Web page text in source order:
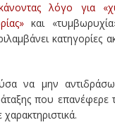
λόγο για
και
κατηγορίες
να μην
που επανέφερε